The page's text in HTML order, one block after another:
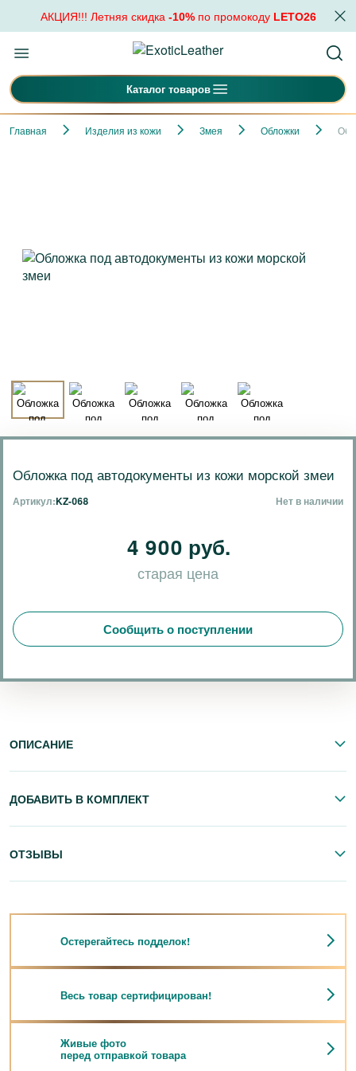
АКЦИЯ!!! Летняя скидка -10%по промокоду LETO26
Каталог товаров
Главная Изделия из кожи Змея Обложки
Обложка под автодокументы из кожи морской змеи
Артикул:KZ-068 Нет в наличии
4 900 руб.
старая цена
Сообщить о поступлении
ОПИСАНИЕ
ДОБАВИТЬ В КОМПЛЕКТ
ОТЗЫВЫ
Остерегайтесь подделок!
Весь товар сертифицирован!
Живые фото
перед отправкой товара